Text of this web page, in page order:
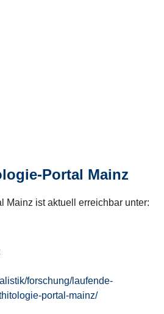
Portal Mainz
Mainz ist aktuell erreichbar unter:
forschung/laufende-
portal-mainz/